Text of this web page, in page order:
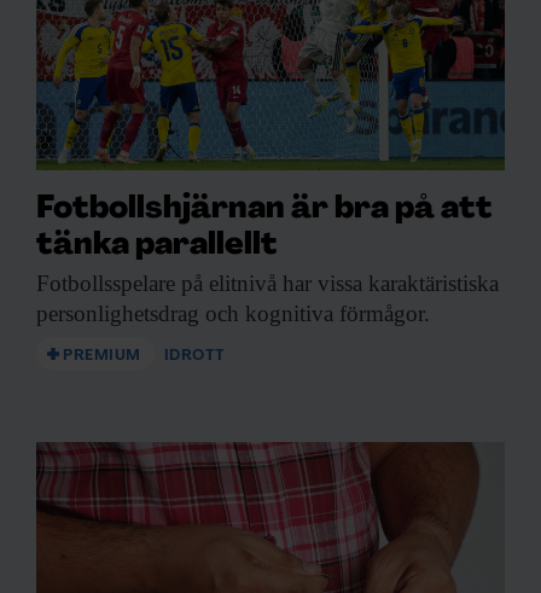
Fotbollshjärnan är bra på att
tänka parallellt
Fotbollsspelare på elitnivå har vissa karaktäristiska
personlighetsdrag och kognitiva förmågor.
PREMIUM IDROTT